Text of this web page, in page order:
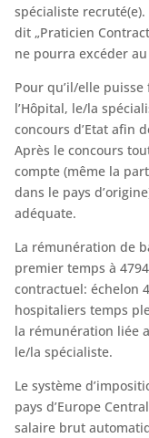
spécialiste
dit „Praticien
ne pourra excéder
Pour qu’il/elle
l’Hôpital, le/la
concours d’Etat afin
Après le concours
compte (même la
dans le pays
adéquate.
La rémunération de
premier temps à
contractuel: échelon
hospitaliers temps
la rémunération liée
le/la spécialiste.
Le système
pays d’Europe
salaire brut